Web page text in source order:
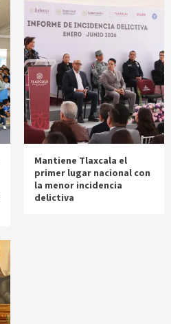
Mantiene Tlaxcala el
primer lugar nacional con
la menor incidencia
delictiva